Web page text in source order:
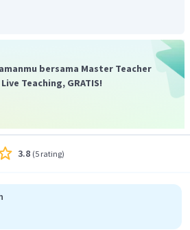
bersama Master Teacher
Teaching, GRATIS!
3.8 (5 rating)